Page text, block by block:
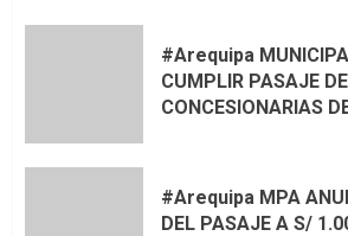
#Arequipa
CUMPLIR PASAJE
CONCESIONARIAS
#Arequipa MPA
DEL PASAJE A S/